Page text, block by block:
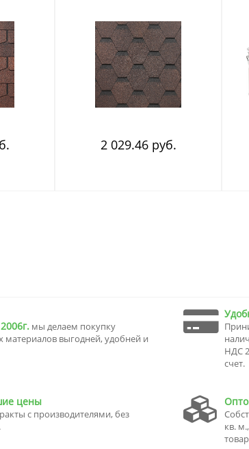
2 029.46 руб.
мы делаем покупку
материалов выгодней, удобней и
НДС
счет.
цены
с производителями, без
кв.